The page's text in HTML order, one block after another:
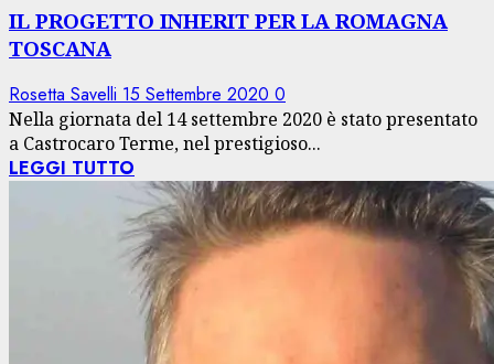
IL PROGETTO INHERIT PER LA ROMAGNA
TOSCANA
Rosetta Savelli 15 Settembre 2020 0
Nella giornata del 14 settembre 2020 è stato presentato
a Castrocaro Terme, nel prestigioso...
LEGGI TUTTO